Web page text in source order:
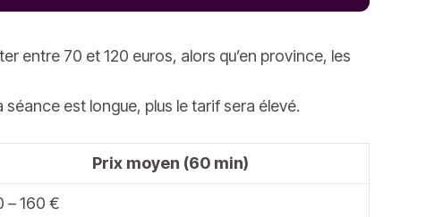
entre 70 et 120 euros, alors qu’en province, les
est longue, plus le tarif sera élevé.
Prix moyen (60 min)
– 160 €